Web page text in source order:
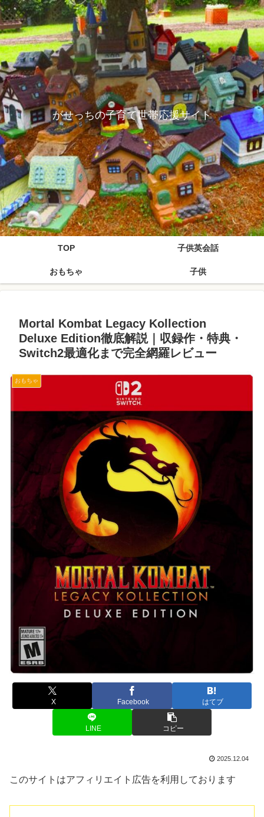
がせっちの子育て世帯応援サイト
TOP 子供英会話
おもちゃ 子供
Mortal Kombat Legacy Kollection
Deluxe Edition徹底解説｜収録作・特典・
Switch2最適化まで完全網羅レビュー
おもちゃ
X Facebook はてブ
LINE コピー
2025.12.04
このサイトはアフィリエイト広告を利用しております